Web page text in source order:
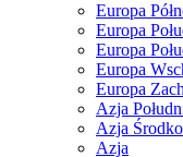
Europa
Europa
Europa
Europa
Europa
Azja
Azja
Azja